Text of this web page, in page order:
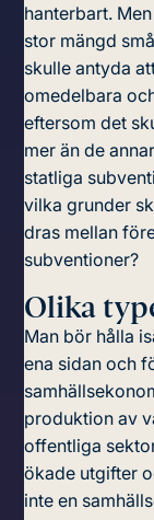
hanterbart.
stor mängd
skulle antyda
omedelbara
eftersom det
mer än de
statliga
vilka grunder
dras mellan
subventioner?
Olika
Man bör hålla
ena sidan och
produktion av
offentliga
ökade utgifter
inte en